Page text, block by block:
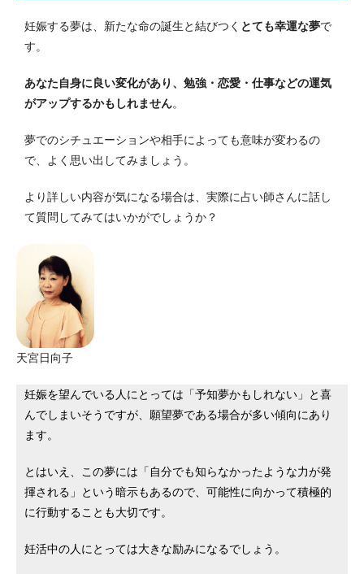
妊娠する夢は、新たな命の誕生と結びつく とても幸運な夢で
す。
あなた自身に良い変化があり、勉強・恋愛・仕事などの運気
がアップするかもしれません。
夢でのシチュエーションや相手によっても意味が変わるの
で、よく思い出してみましょう。
より詳しい内容が気になる場合は、実際に占い師さんに話し
て質問してみてはいかがでしょうか？
天宮日向子
妊娠を望んでいる人にとっては「予知夢かもしれない」と喜
んでしまいそうですが、願望夢である場合が多い傾向にあり
ます。
とはいえ、この夢には「自分でも知らなかったような力が発
揮される」という暗示もあるので、可能性に向かって積極的
に行動することも大切です。
妊活中の人にとっては大きな励みになるでしょう。